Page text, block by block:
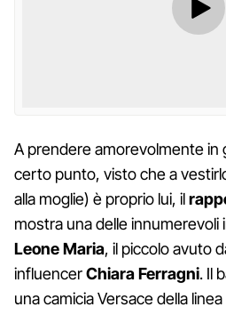
A prendere amorevolmente in
certo punto, visto che a
alla moglie) è proprio lui, il
mostra una delle innumerevoli
Leone Maria, il piccolo avuto
influencerChiara Ferragni. Il
una camicia Versace della